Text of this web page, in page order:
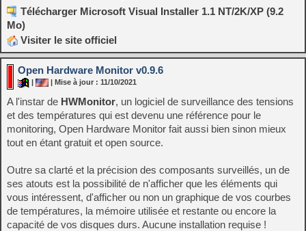
Télécharger Microsoft Visual Installer 1.1 NT/2K/XP (9.2
Mo)
Visiter le site officiel
Open Hardware Monitor v0.9.6
| | Mise à jour : 11/10/2021
A l'instar de HWMonitor, un logiciel de surveillance des tensions
et des températures qui est devenu une référence pour le
monitoring, Open Hardware Monitor fait aussi bien sinon mieux
tout en étant gratuit et open source.
Outre sa clarté et la précision des composants surveillés, un de
ses atouts est la possibilité de n'afficher que les éléments qui
vous intéressent, d'afficher ou non un graphique de vos courbes
de températures, la mémoire utilisée et restante ou encore la
capacité de vos disques durs. Aucune installation requise !